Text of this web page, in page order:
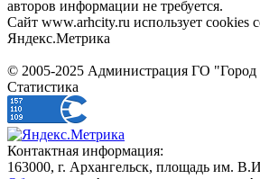
авторов информации не требуется.
Сайт www.arhcity.ru использует cookies
Яндекс.Метрика
© 2005-2025 Администрация ГО "Город
Статистика
Контактная информация:
163000, г. Архангельск, площадь им.